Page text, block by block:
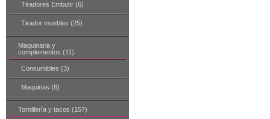
Tiradores Embutir (6)
Tirador muebles (25)
Maquinaria y
complementos (11)
Consumibles (3)
Maquinas (8)
Tornillería y tacos (157)